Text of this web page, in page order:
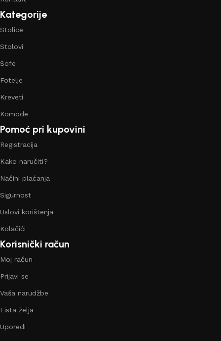
Kategorije
Stolice
Stolovi
Sofe
Fotelje
Kreveti
Komode
Pomoć pri kupovini
Registracija
Kako naručiti?
Načini plaćanja
Sigurnost
Uslovi korištenja
Kolačići
Korisnički račun
Moj račun
Prijavi se
Vaša narudžbe
Lista želja
Uporedi